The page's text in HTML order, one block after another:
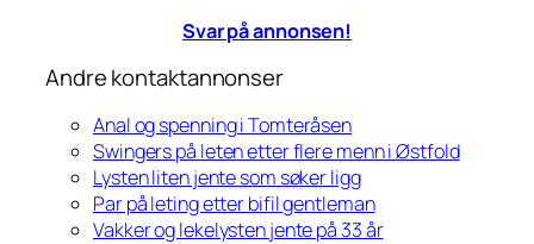
Svar på annonsen!
Andre kontaktannonser
Anal og spenning i Tomteråsen
Swingers på leten etter flere menn i Østfold
Lysten liten jente som søker ligg
Par på leting etter bifil gentleman
Vakker og lekelysten jente på 33 år